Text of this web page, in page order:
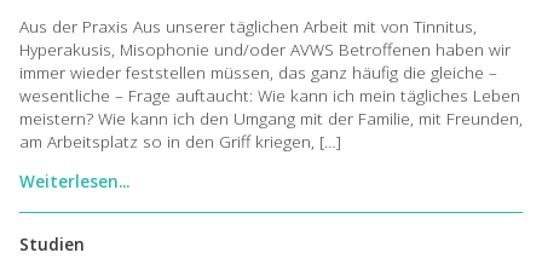
Aus der Praxis Aus unserer täglichen Arbeit mit von Tinnitus,
Hyperakusis, Misophonie und/oder AVWS Betroffenen haben wir
immer wieder feststellen müssen, das ganz häufig die gleiche –
wesentliche – Frage auftaucht: Wie kann ich mein tägliches Leben
meistern? Wie kann ich den Umgang mit der Familie, mit Freunden,
am Arbeitsplatz so in den Griff kriegen, […]
Weiterlesen...
Studien